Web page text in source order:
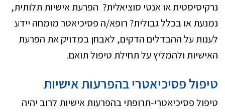
נרקיסיסטית או אנטי סוציאלית? הפרעת אישיות תלותית,
נמנעת או בכלל גבולית? רופא/ה פסיכיאטר מומחה יידע
לענות על ההבדלים הדקים, לאבחן במדויק את הפרעת
האישיות ולהמליץ על תחילת טיפול תואם.
טיפול פסיכיאטרי בהפרעות אישיות
טיפול פסיכיאטרי-תרופתי בהפרעות אישיות לרוב יהיה